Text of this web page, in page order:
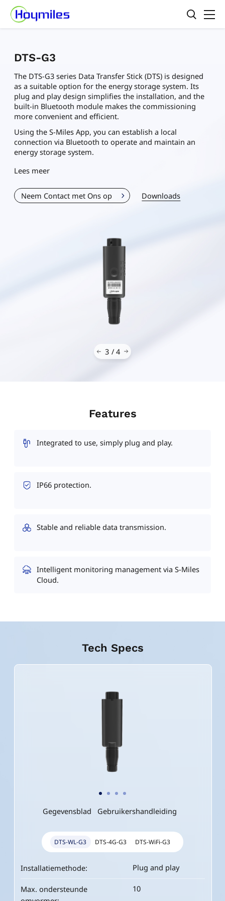
DTS-G3
The DTS-G3 series Data Transfer Stick (DTS) is designed
as a suitable option for the energy storage system. Its
plug and play design simplifies the installation, and the
built-in Bluetooth module makes the commissioning
more convenient and efficient.
Using the S-Miles App, you can establish a local
connection via Bluetooth to operate and maintain an
energy storage system.
Lees meer
Neem Contact met Ons op Downloads
4 / 4
Features
Integrated to use, simply plug and play.
IP66 protection.
Stable and reliable data transmission.
Intelligent monitoring management via S-Miles
Cloud.
Tech Specs
Gegevensblad Gebruikershandleiding
DTS-WL-G3 DTS-4G-G3 DTS-WiFi-G3
Installatiemethode: Plug and play
Max. ondersteunde
10
Installatiemethode: Plug and play
Max. ondersteunde
10
Installatiemethode: Plug and play
Max. ondersteunde
10